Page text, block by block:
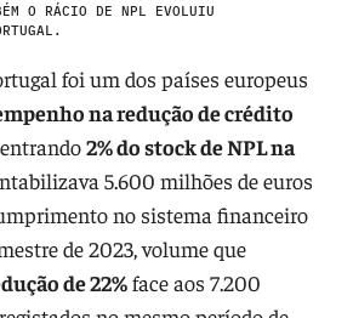
O RÁCIO DE NPL EVOLUIU
foi um dos países europeus
na redução de crédito
2% do stock de NPL na
5.600 milhões de euros
no sistema financeiro
de 2023, volume que
de 22%face aos 7.200